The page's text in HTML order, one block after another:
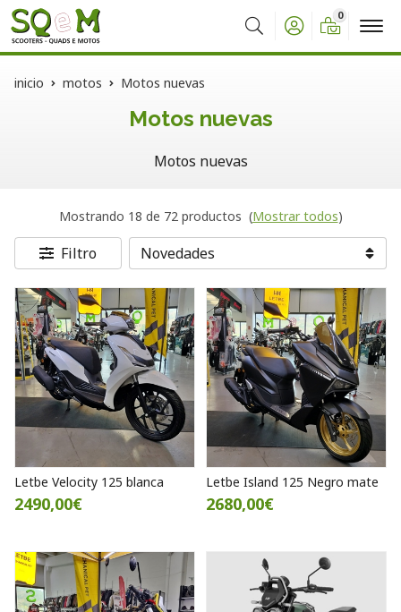
Buscar
0
inicio motos Motos nuevas
Motos nuevas
Motos nuevas
Mostrando 18 de 72 productos (Mostrar todos)
Filtro
Letbe Velocity 125 blanca
2490,00€
Letbe Island 125 Negro mate
2680,00€